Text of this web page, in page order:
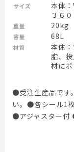
サイズ
本体
３６
重量 20kg
容量 68L
材質
本体
脂、
材に
●受注生産品です
い。●各シール1
●アジャスター付